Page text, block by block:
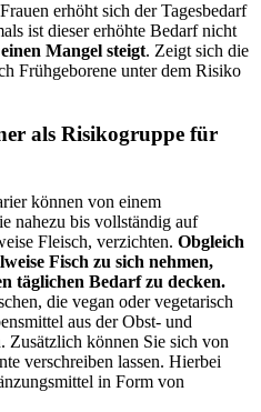
erhöht sich der Tagesbedarf
ist dieser erhöhte Bedarf nicht
Mangel steigt. Zeigt sich die
Frühgeborene unter dem Risiko
als Risikogruppe für
können von einem
nahezu bis vollständig auf
Fleisch, verzichten. Obgleich
Fisch zu sich nehmen,
täglichen Bedarf zu decken.
die vegan oder vegetarisch
aus der Obst- und
Zusätzlich können Sie sich von
verschreiben lassen. Hierbei
in Form von